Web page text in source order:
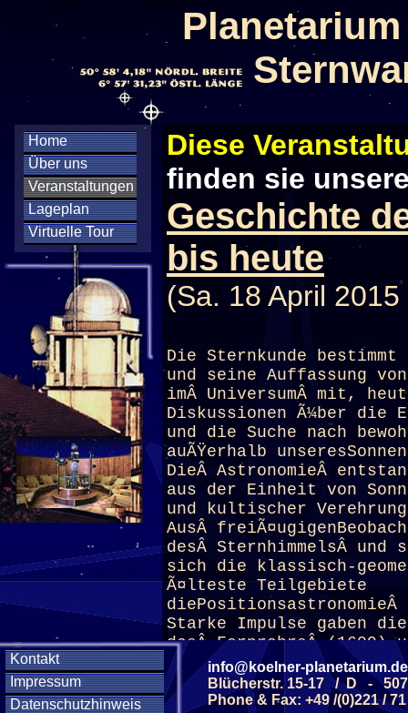
Home
Über uns
Veranstaltungen
Lageplan
Virtuelle Tour
Kontakt
Impressum
Datenschutzhinweis
Diese
finden sie
Geschichte
bis heute
(Sa. 18 April
Die Sternkunde
und seine Auffassung
imÂ UniversumÂ mit,
Diskussionen Ã¼ber die
und die Suche nach
auÃŸerhalb
DieÂ AstronomieÂ
aus der Einheit von
und kultischer
AusÂ
desÂ SternhimmelsÂ
sich die klassisch-
Ã¤lteste Teilgebiete
diePositionsastronomieÂ
Starke Impulse gaben
desÂ FernrohrsÂ (1609)
bis hin zur modernenÂ
vonÂ Radio-Â undÂ
info@koelner-planetarium.de
Blücherstr. 15-17 / D -
Phone & Fax: +49 /(0)221 /